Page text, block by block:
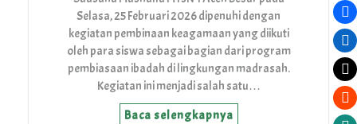
Selasa, 25 Februari 2026 dipenuhi dengan
kegiatan pembinaan keagamaan yang diikuti
oleh para siswa sebagai bagian dari program
pembiasaan ibadah di lingkungan madrasah.
Kegiatan ini menjadi salah satu…
Baca selengkapnya